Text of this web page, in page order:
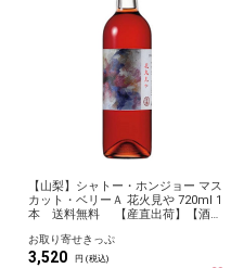
【山梨】シャトー・ホンジョー マス
カット・ベリーＡ 花火見や 720ml 1
本 送料無料 【産直出荷】【酒
【2024やまなし】 お取り寄せ グル
メ 産地直送 産直
お取り寄せきっぷ
3,520 円 (税込)